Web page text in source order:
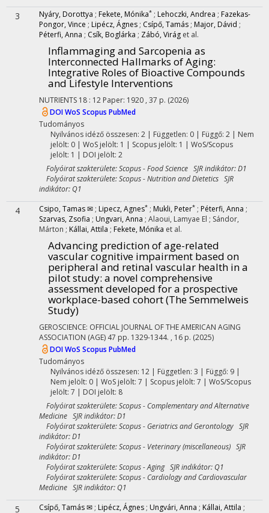
3 Nyáry, Dorottya ; Fekete, Mónika* ; Lehoczki, Andrea ; Fazekas-
Pongor, Vince ; Lipécz, Ágnes ; Csípő, Tamás ; Major, Dávid ;
Péterfi, Anna ; Csík, Boglárka ; Zábó, Virág et al.
Inflammaging and Sarcopenia as
Interconnected Hallmarks of Aging:
Integrative Roles of Bioactive Compounds
and Lifestyle Interventions
NUTRIENTS 18 : 12 Paper: 1920 , 37 p. (2026)
DOIWoS Scopus PubMed
Tudományos
Nyilvános idéző összesen: 2| Független: 0 | Függő: 2 | Nem
jelölt: 0 | WoS jelölt: 1 | Scopus jelölt: 1 | WoS/Scopus
jelölt: 1 | DOI jelölt: 2
Folyóirat szakterülete: Scopus - Food Science SJR indikátor: D1
Folyóirat szakterülete: Scopus - Nutrition and Dietetics SJR
indikátor: Q1
4 Csipo, Tamas ✉ ; Lipecz, Agnes* ; Mukli, Peter* ; Péterfi, Anna ;
Szarvas, Zsofia ; Ungvari, Anna ; Alaoui, Lamyae El ; Sándor,
Márton ; Kállai, Attila ; Fekete, Mónika et al.
Advancing prediction of age-related
vascular cognitive impairment based on
peripheral and retinal vascular health in a
pilot study: a novel comprehensive
assessment developed for a prospective
workplace-based cohort (The Semmelweis
Study)
GEROSCIENCE: OFFICIAL JOURNAL OF THE AMERICAN AGING
ASSOCIATION (AGE) 47 pp. 1329-1344. , 16 p. (2025)
DOIWoS Scopus PubMed
Tudományos
Nyilvános idéző összesen: 12| Független: 3 | Függő: 9 |
Nem jelölt: 0 | WoS jelölt: 7 | Scopus jelölt: 7 | WoS/Scopus
jelölt: 7 | DOI jelölt: 8
Folyóirat szakterülete: Scopus - Complementary and Alternative
Medicine SJR indikátor: D1
Folyóirat szakterülete: Scopus - Geriatrics and Gerontology SJR
indikátor: D1
Folyóirat szakterülete: Scopus - Veterinary (miscellaneous) SJR
indikátor: D1
Folyóirat szakterülete: Scopus - Aging SJR indikátor: Q1
Folyóirat szakterülete: Scopus - Cardiology and Cardiovascular
Medicine SJR indikátor: Q1
5 Csípő, Tamás ✉ ; Lipécz, Ágnes ; Ungvári, Anna ; Kállai, Attila ;